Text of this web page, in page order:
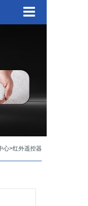
心>红外遥控器